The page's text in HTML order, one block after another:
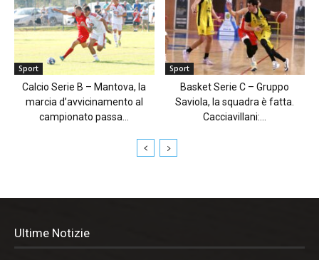
Sport
Calcio Serie B – Mantova, la
marcia d’avvicinamento al
campionato passa...
Sport
Basket Serie C – Gruppo
Saviola, la squadra è fatta.
Cacciavillani:...
Ultime Notizie